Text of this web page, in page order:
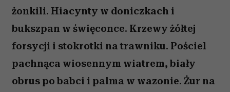
żonkili. Hiacynty w doniczkach i
bukszpan w święconce. Krzewy żółtej
forsycji i stokrotki na trawniku. Pościel
pachnąca wiosennym wiatrem, biały
obrus po babci i palma w wazonie. Żur na